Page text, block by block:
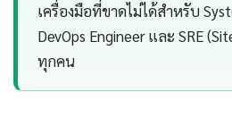
เครื่องมือที่ขาดไม่ได้สำหรับ
DevOps Engineer และ SRE
ทุกคน